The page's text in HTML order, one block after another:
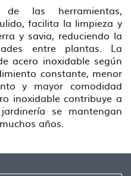
las herramientas,
facilita la limpieza y
y savia, reduciendo la
entre plantas. La
acero inoxidable según
constante, menor
y mayor comodidad
inoxidable contribuye a
se mantengan
años.